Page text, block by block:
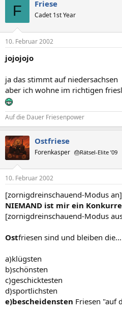
F Friese
Cadet 1st Year
10. Februar 2002
jojojojo
ja das stimmt auf niedersachsen
aber ich wohne im richtigen
Auf die Dauer Friesenpower
Ostfriese
Forenkasper 🎂Rätsel-Elite ’09
10. Februar 2002
[zornigdreinschauend-Modus an]
NIEMAND ist mir ein
[zornigdreinschauend-Modus
Ostfriesen sind und bleiben die...
a)klügsten
b)schönsten
c)geschicktesten
d)sportlichsten
e)bescheidensten Friesen "auf